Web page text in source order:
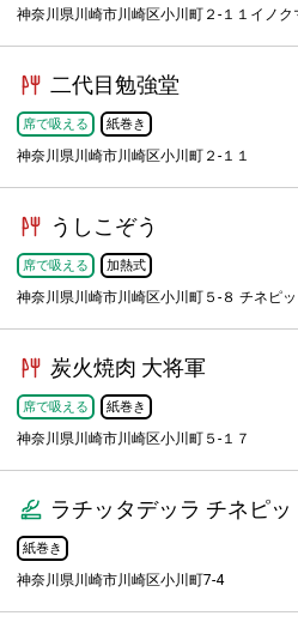
神奈川県川崎市川崎区小川町２-１１イノク
二代目勉強堂
席で吸える 紙巻き
神奈川県川崎市川崎区小川町２-１１
うしこぞう
席で吸える 加熱式
神奈川県川崎市川崎区小川町５-８ チネピ
炭火焼肉 大将軍
席で吸える 紙巻き
神奈川県川崎市川崎区小川町５-１７
ラチッタデッラ チネピ
紙巻き
神奈川県川崎市川崎区小川町7-4